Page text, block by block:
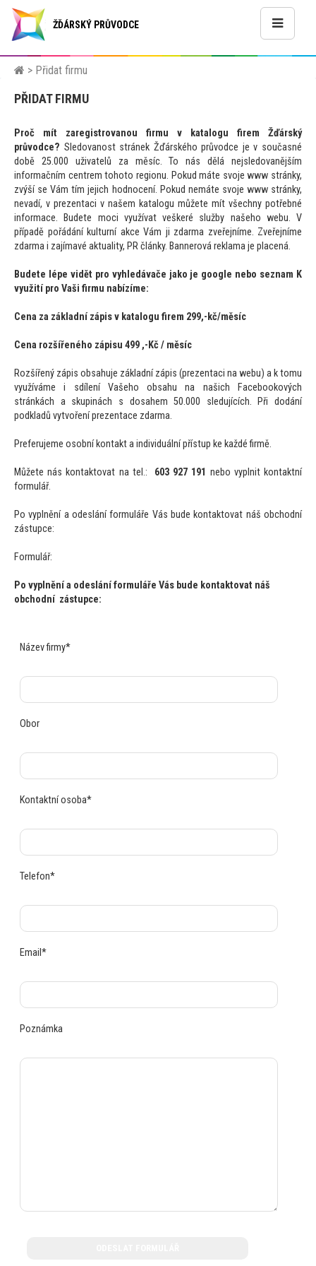
ŽĎÁRSKÝ PRŮVODCE
> Přidat firmu
PŘIDAT FIRMU
Proč mít zaregistrovanou firmu v katalogu firem Žďárský
průvodce? Sledovanost stránek Žďárského průvodce je v současné
době 25.000 uživatelů za měsíc. To nás dělá nejsledovanějším
informačním centremtohoto regionu. Pokud máte svoje www stránky,
zvýší se Vám tím jejich hodnocení. Pokud nemáte svoje www stránky,
nevadí, v prezentaci v našem katalogu můžete mít všechny potřebné
informace. Budete moci využívat veškeré služby našeho webu. V
případě pořádání kulturní akce Vám ji zdarma zveřejníme. Zveřejníme
zdarma i zajímavé aktuality, PR články. Bannerová reklama je placená.
Budete lépe vidět pro vyhledávače jako je google nebo seznam K
využití pro Vaši firmu nabízíme:
Cena za základní zápis v katalogu firem 299,-kč/měsíc
Cena rozšířeného zápisu 499 ,-Kč / měsíc
Rozšířený zápis obsahuje základní zápis (prezentaci na webu) a ktomu
využíváme i sdílení Vašeho obsahu na našich Facebookových
stránkách a skupinách s dosahem 50.000 sledujících. Při dodání
podkladů vytvoření prezentace zdarma.
Preferujeme osobní kontakt a individuální přístup ke každé firmě.
Můžete nás kontaktovat na tel.: 603 927 191 nebo vyplnit kontaktní
formulář.
Po vyplnění a odeslání formuláře Vás bude kontaktovat náš obchodní
zástupce:
Formulář:
Po vyplnění a odeslání formuláře Vás bude kontaktovat náš
obchodní zástupce:
Název firmy*
Obor
Kontaktní osoba*
Telefon*
Email*
Poznámka